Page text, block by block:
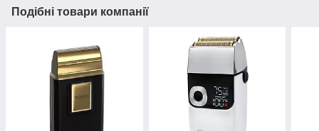
Подібні товари компанії